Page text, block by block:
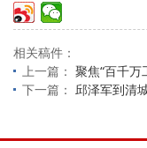
相关稿件：
上一篇： 聚焦“百千
下一篇： 邱泽军到清